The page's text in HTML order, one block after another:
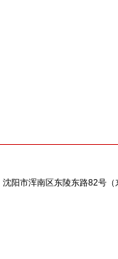
沈阳市浑南区东陵东路82号（